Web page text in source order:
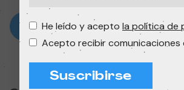
He leído y acepto la política de
Acepto recibir comunicaciones
Suscribirse